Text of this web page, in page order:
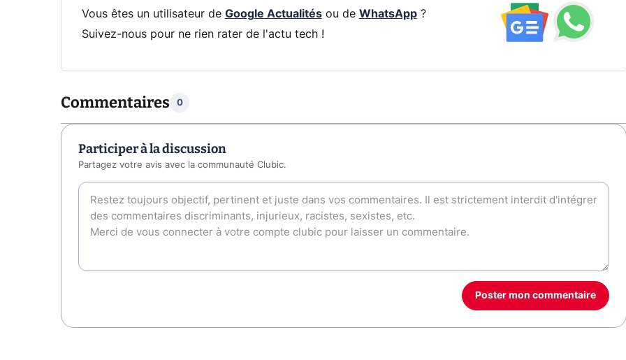
Vous êtes un utilisateur de Google Actualitésou de WhatsApp?
Suivez-nous pour ne rien rater de l'actu tech !
Commentaires 0
Participer à la discussion
Partagez votre avis avec la communauté Clubic.
Poster mon commentaire